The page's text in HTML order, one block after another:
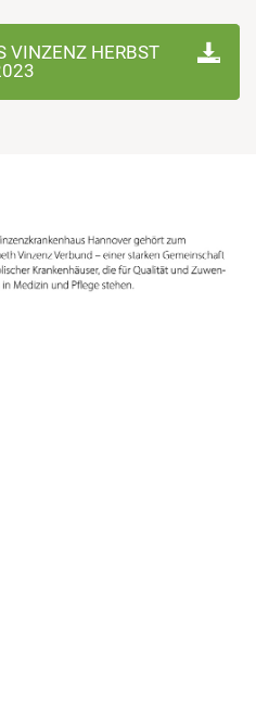
VINZENZ HERBST